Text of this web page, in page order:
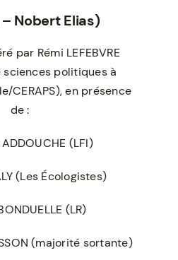
Nobert Elias)
par Rémi LEFEBVRE
sciences politiques à
CERAPS), en présence
de :
(LFI)
(Les Écologistes)
(LR)
(majorité sortante)